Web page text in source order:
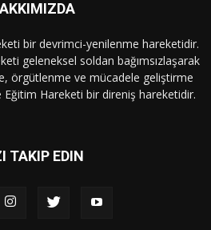
bir devrimci-yenilenme hareketidir.
geleneksel soldan bağımsızlaşarak
örgütlenme ve mücadele geliştirme
Eğitim Hareketi bir direniş hareketidir.
TAKIP EDIN